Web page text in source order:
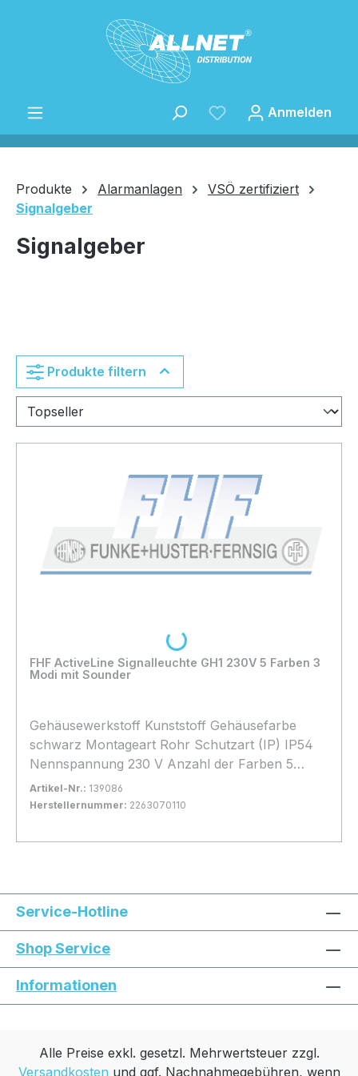
Zum Hauptinhalt springen
Anmelden
Produkte Alarmanlagen
VSÖ zertifiziert
Signalgeber
Signalgeber
Produkte filtern
FHF ActiveLine Signalleuchte GH1 230V 5 Farben 3
Modi mit Sounder
Gehäusewerkstoff Kunststoff Gehäusefarbe
schwarz Montageart Rohr Schutzart (IP) IP54
Nennspannung 230 V Anzahl der Farben 5
Anzahl der Modi 3 Spannungsart AC Gewicht Kg
0.30
Artikel-Nr.: 139086
Herstellernummer: 2263070110
In den Warenkorb
Loading...
Service-Hotline
Shop Service
Informationen
Alle Preise exkl. gesetzl. Mehrwertsteuer zzgl.
Versandkosten und ggf. Nachnahmegebühren, wenn